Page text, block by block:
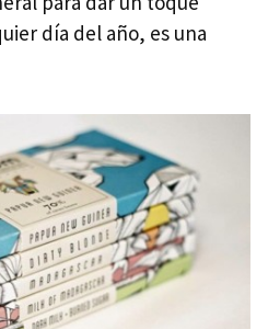
día del año, es una